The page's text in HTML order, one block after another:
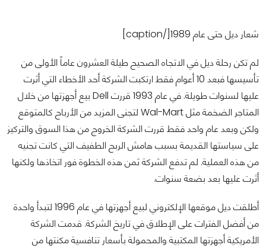
شعار ديل حتى عام 1989[/caption]
لم تكن رحلة ديل في الاتجاه الصحيح طيلة العشرون عاماً الأولى من
تأسيسها فبعد 10 أعوام فقط ارتكبت الشركة أحد الأخطاء التي أثرت
عليها لسنوات طويلة. في عام 1993 قررت Dell بيع أجهزتها من خلال
المتاجر الضخمة مثل Wal-Mart لتجنى المزيد من الأرباح كالمتوقع
ولكن وبعد عام واحد فقط قررت الشركة الخروج من هذا السوق والتركيز
على سياستها القديمة بسبب هامش الربح الطفيف التي كانت تجنيه
من هذه العملية. لم تدفع الشركة ثمن هذه الخطوة فور اتخاذها ولكنها
أثرت عليها بعد بضعة سنوات.
أطلقت ديل موقعها الإلكتروني لبيع أجهزتها في عام 1996 لتبدأ واحدة
من أفضل الفترات على الإطلاق في تاريخ الشركة. قدمت الشركة
الأمريكية أجهزتها المكتبية والمحمولة بأسعار تنافسية مكنتها من